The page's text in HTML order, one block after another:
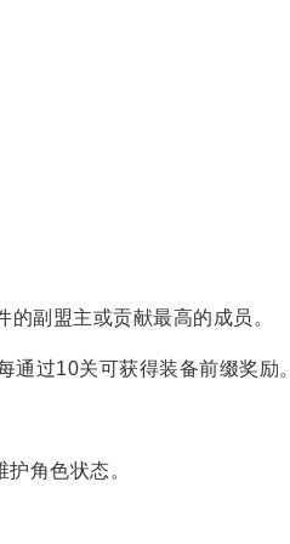
副盟主或贡献最高的成员。
通过10关可获得装备前缀奖励。
角色状态。